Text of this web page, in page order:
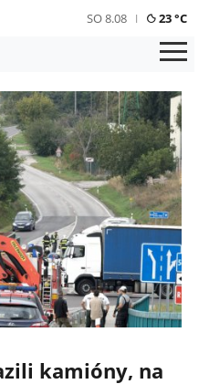
SO 8.08 23 °C
kamióny, na